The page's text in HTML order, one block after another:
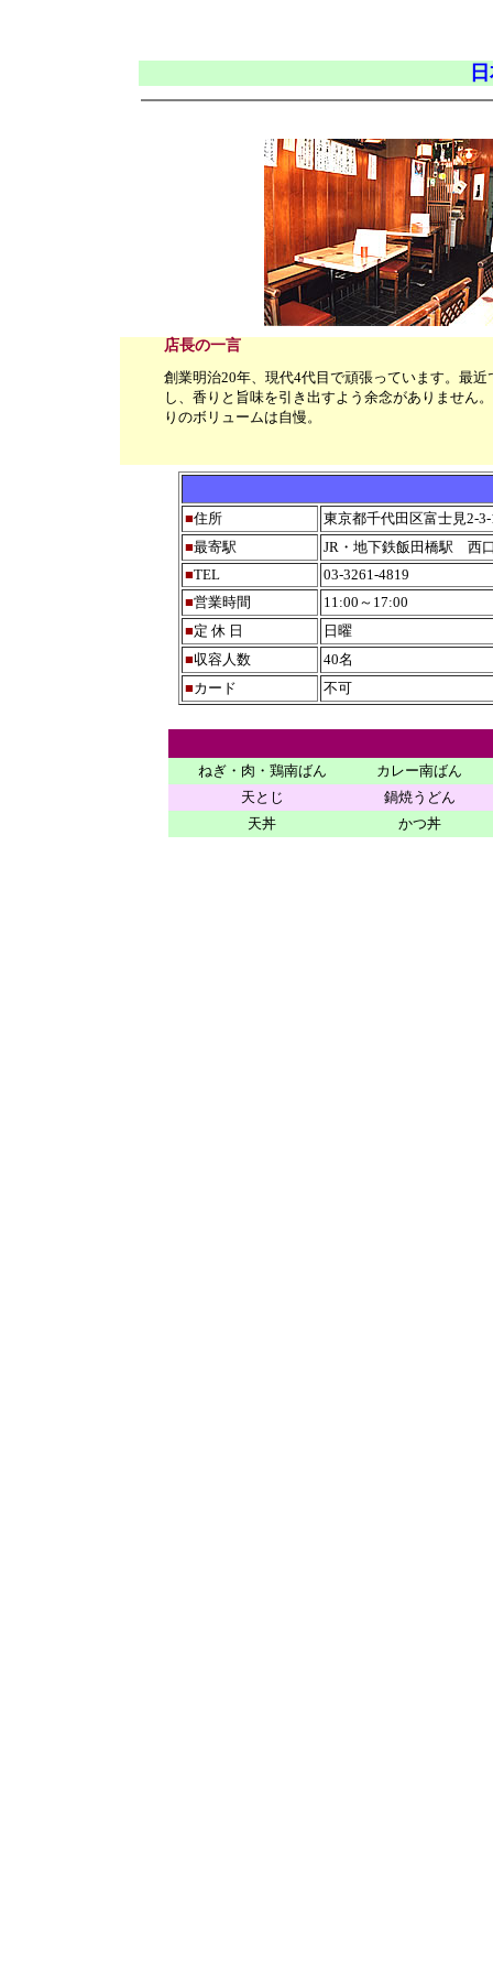
店長の一言
創業明治20年、現代4代目で頑張っています。最
し、香りと旨味を引き出すよう余念がありません
りのボリュームは自慢。
■住所
東京都千代田区富士見2-
■最寄駅
JR・地下鉄飯田橋駅 西
■TEL
03-3261-4819
■営業時間
11:00～17:00
■定 休 日
日曜
■収容人数
40名
■カード 不可
ねぎ・肉・鶏南ばん
カレー南ばん
天とじ
鍋焼うどん
天丼
かつ丼